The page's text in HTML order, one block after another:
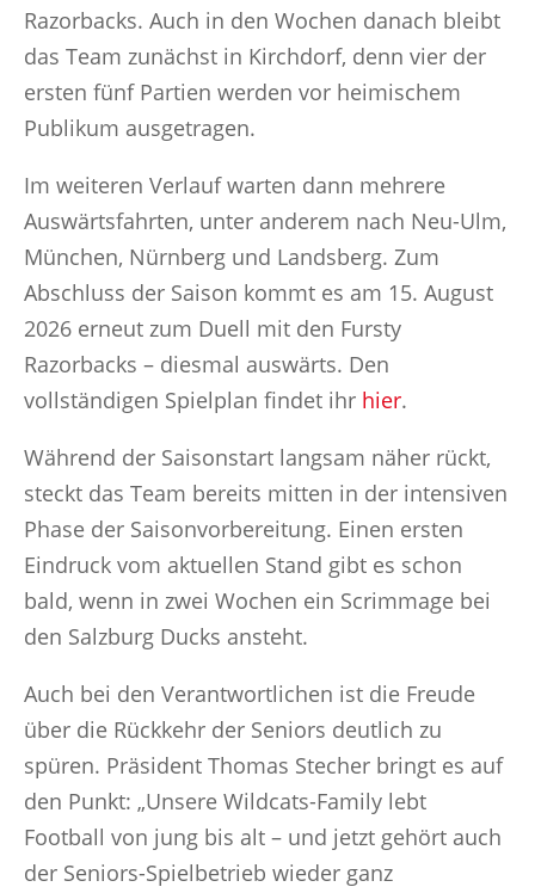
Razorbacks. Auch in den Wochen danach bleibt
das Team zunächst in Kirchdorf, denn vier der
ersten fünf Partien werden vor heimischem
Publikum ausgetragen.
Im weiteren Verlauf warten dann mehrere
Auswärtsfahrten, unter anderem nach Neu-Ulm,
München, Nürnberg und Landsberg. Zum
Abschluss der Saison kommt es am 15. August
2026 erneut zum Duell mit den Fursty
Razorbacks – diesmal auswärts. Den
vollständigen Spielplan findet ihr hier.
Während der Saisonstart langsam näher rückt,
steckt das Team bereits mitten in der intensiven
Phase der Saisonvorbereitung. Einen ersten
Eindruck vom aktuellen Stand gibt es schon
bald, wenn in zwei Wochen ein Scrimmage bei
den Salzburg Ducks ansteht.
Auch bei den Verantwortlichen ist die Freude
über die Rückkehr der Seniors deutlich zu
spüren. Präsident Thomas Stecher bringt es auf
den Punkt: „Unsere Wildcats-Family lebt
Football von jung bis alt – und jetzt gehört auch
der Seniors-Spielbetrieb wieder ganz